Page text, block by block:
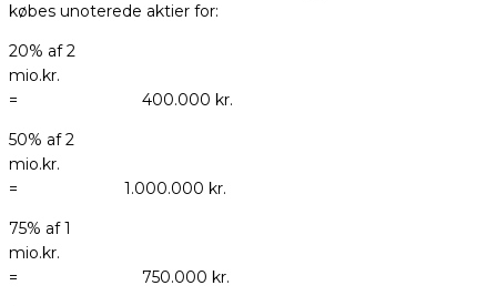
købes unoterede aktier for:
20% af 2
= 400.000 kr.
50% af 2
= 1.000.000 kr.
75% af 1
= 750.000 kr.